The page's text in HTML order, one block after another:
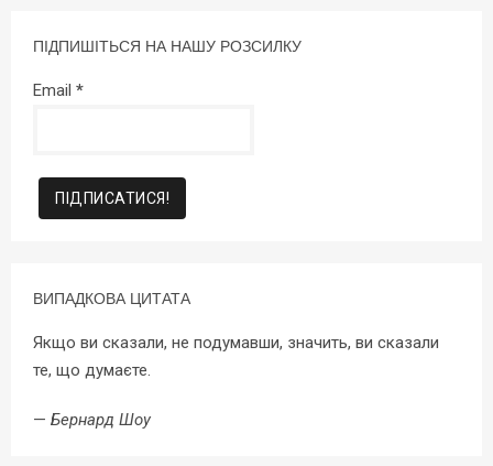
ПІДПИШІТЬСЯ НА НАШУ РОЗСИЛКУ
Email *
ВИПАДКОВА ЦИТАТА
Якщо ви сказали, не подумавши, значить, ви сказали
те, що думаєте.
— Бернард Шоу